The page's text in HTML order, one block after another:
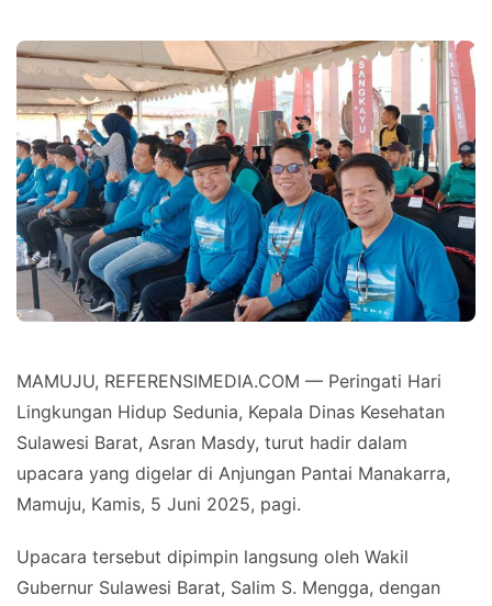
MAMUJU, REFERENSIMEDIA.COM — Peringati Hari
Lingkungan Hidup Sedunia, Kepala Dinas Kesehatan
Sulawesi Barat, Asran Masdy, turut hadir dalam
upacara yang digelar di Anjungan Pantai Manakarra,
Mamuju, Kamis, 5 Juni 2025, pagi.
Upacara tersebut dipimpin langsung oleh Wakil
Gubernur Sulawesi Barat, Salim S. Mengga, dengan